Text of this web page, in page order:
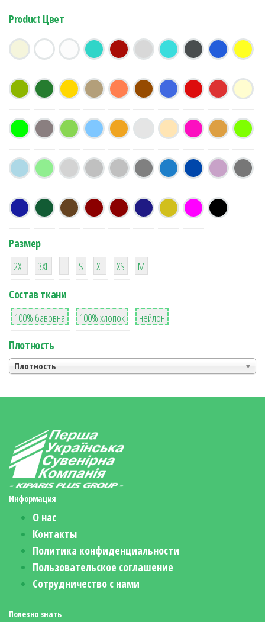
Product Цвет
Размер
38
2XL
16
3XL
42
L
42
S
42
XL XS
М
Состав ткани
8
100% бавовна
36
100% хлопок
2
нейлон
Плотность
Плотность
Информация
О нас
Контакты
Политика конфиденциальности
Пользовательское соглашение
Сотрудничество с нами
Полезно знать